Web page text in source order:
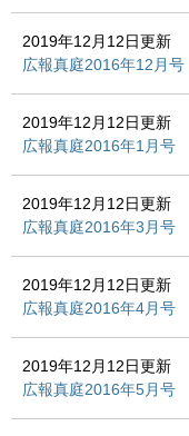
2019年12月12日更新
広報真庭2016年12月号
2019年12月12日更新
広報真庭2016年1月号
2019年12月12日更新
広報真庭2016年3月号
2019年12月12日更新
広報真庭2016年4月号
2019年12月12日更新
広報真庭2016年5月号